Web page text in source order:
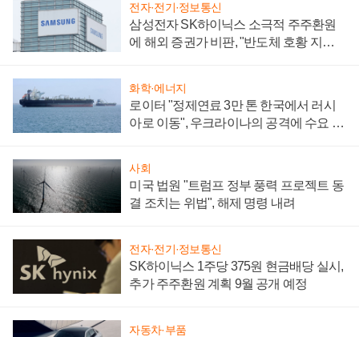
전자·전기·정보통신
삼성전자 SK하이닉스 소극적 주주환원
에 해외 증권가 비판, "반도체 호황 지속
화학·에너지
로이터 "정제연료 3만 톤 한국에서 러시
아로 이동", 우크라이나의 공격에 수요 늘
사회
미국 법원 "트럼프 정부 풍력 프로젝트 동
결 조치는 위법", 해제 명령 내려
전자·전기·정보통신
SK하이닉스 1주당 375원 현금배당 실시,
추가 주주환원 계획 9월 공개 예정
자동차·부품